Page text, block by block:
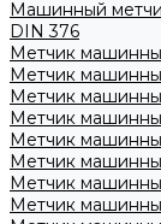
Машинный
DIN 376
Метчик
Метчик
Метчик
Метчик
Метчик
Метчик
Метчик
Метчик